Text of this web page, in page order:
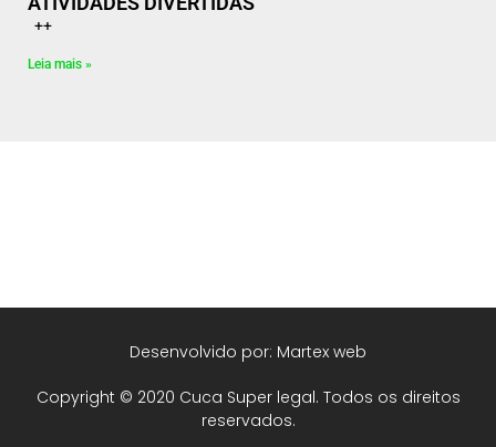
++
Leia mais »
Copyright © 2020 Cuca Super legal. Todos os direitos
reservados.
Desenvolvido por: Martex web